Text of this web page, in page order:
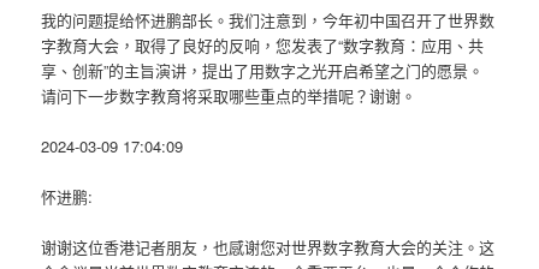
我的问题提给怀进鹏部长。我们注意到，今年初中国召开了世界数
字教育大会，取得了良好的反响，您发表了“数字教育：应用、共
享、创新”的主旨演讲，提出了用数字之光开启希望之门的愿景。
请问下一步数字教育将采取哪些重点的举措呢？谢谢。
2024-03-09 17:04:09
怀进鹏:
谢谢这位香港记者朋友，也感谢您对世界数字教育大会的关注。这